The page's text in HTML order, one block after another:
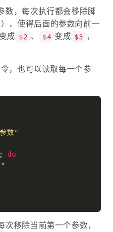
数，每次执行都会移除脚
），使得后面的参数向前一
变成 $2 、 $4 变成 $3
，
，也可以读取每一个参
数"
do
"
次移除当前第一个参数，